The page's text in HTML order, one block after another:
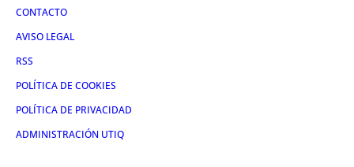
CONTACTO
AVISO LEGAL
RSS
POLÍTICA DE COOKIES
POLÍTICA DE PRIVACIDAD
ADMINISTRACIÓN UTIQ